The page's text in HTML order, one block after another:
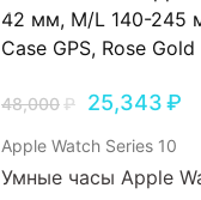
48,000₽ 25,343₽
Apple Watch Series 10
Умные часы Apple